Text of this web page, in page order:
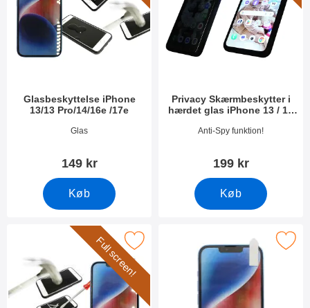
Glasbeskyttelse iPhone
13/13 Pro/14/16e /17e
Varenr 44812Glas
149 kr
Køb
Privacy Skærmbeskytter i
hærdet glas iPhone 13 / 13
Varenr 50374Anti-Spy funktion!
199 kr
Køb
Full screen!
Glasbeskyttelse iPhone 13/13 Pro/14/16e/17e som
Marker skærmbeskyttelse iPhone 13/